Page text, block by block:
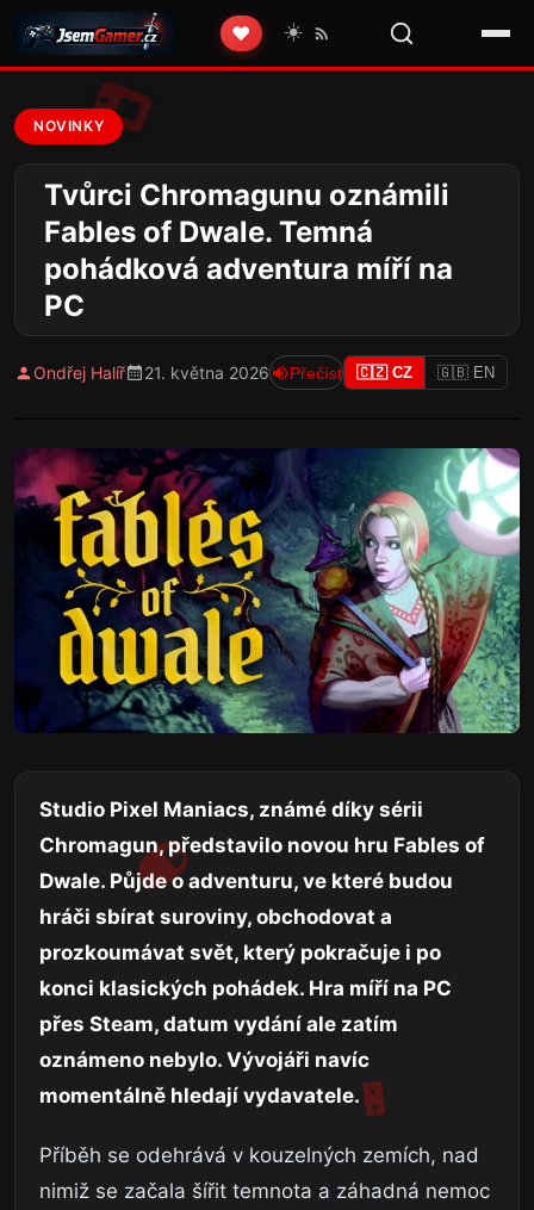
❤️ ☀️
NOVINKY
Tvůrci Chromagunu oznámili
Fables of Dwale. Temná
pohádková adventura míří na
PC
Ondřej Halíř 21. května 2026 Přečíst 🇨🇿 CZ 🇬🇧 EN
Studio Pixel Maniacs, známé díky sérii
Chromagun, představilo novou hru Fables of
Dwale. Půjde o adventuru, ve které budou
hráči sbírat suroviny, obchodovat a
prozkoumávat svět, který pokračuje i po
konci klasických pohádek. Hra míří na PC
přes Steam, datum vydání ale zatím
oznámeno nebylo. Vývojáři navíc
momentálně hledají vydavatele.
Příběh se odehrává v kouzelných zemích, nad
nimiž se začala šířit temnota a záhadná nemoc